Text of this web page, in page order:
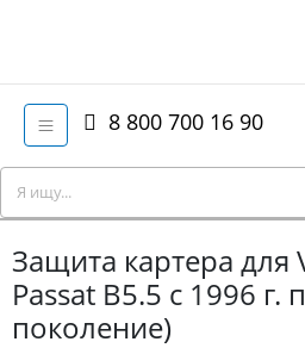
8 800 700 16 90
Защита картера для
Passat B5.5 с 1996 г.
поколение)